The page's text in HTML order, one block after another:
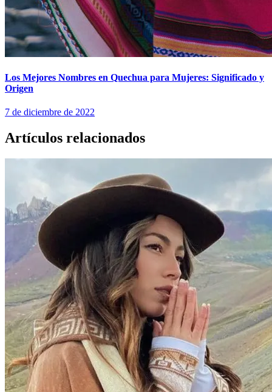
Los Mejores Nombres en Quechua para Mujeres: Significado y
Origen
7 de diciembre de 2022
Artículos relacionados